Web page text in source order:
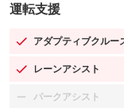
運転支援
アダプティブクルー
：装備あり
レーンアシスト
：装備あり
パークアシスト
：装備なし